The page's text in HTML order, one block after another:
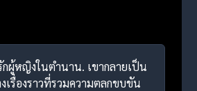
ผู้หญิงในตำนาน. เขากลายเป็น
รื่องราวที่รวมความตลกขบขัน